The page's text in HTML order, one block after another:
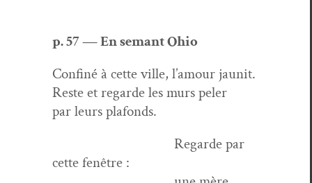
p. 57 — En semant Ohio
Con­finé à cette ville, l’amour jaunit.
Reste et regarde les murs peler
par leurs plafonds.
Regarde par
cette fenêtre :